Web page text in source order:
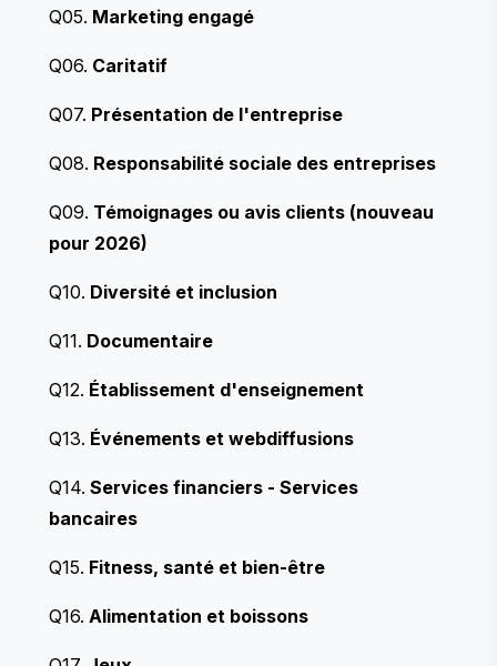
Q05. Marketing engagé
Q06. Caritatif
Q07. Présentation de l'entreprise
Q08. Responsabilité sociale des entreprises
Q09. Témoignages ou avis clients (nouveau
pour 2026)
Q10. Diversité et inclusion
Q11. Documentaire
Q12. Établissement d'enseignement
Q13. Événements et webdiffusions
Q14. Services financiers - Services
bancaires
Q15. Fitness, santé et bien-être
Q16. Alimentation et boissons